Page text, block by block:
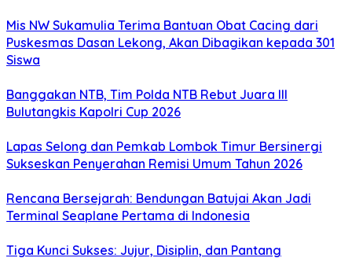
Mis NW Sukamulia Terima Bantuan Obat Cacing dari
Puskesmas Dasan Lekong, Akan Dibagikan kepada 301
Siswa
Banggakan NTB, Tim Polda NTB Rebut Juara III
Bulutangkis Kapolri Cup 2026
Lapas Selong dan Pemkab Lombok Timur Bersinergi
Sukseskan Penyerahan Remisi Umum Tahun 2026
Rencana Bersejarah: Bendungan Batujai Akan Jadi
Terminal Seaplane Pertama di Indonesia
Tiga Kunci Sukses: Jujur, Disiplin, dan Pantang